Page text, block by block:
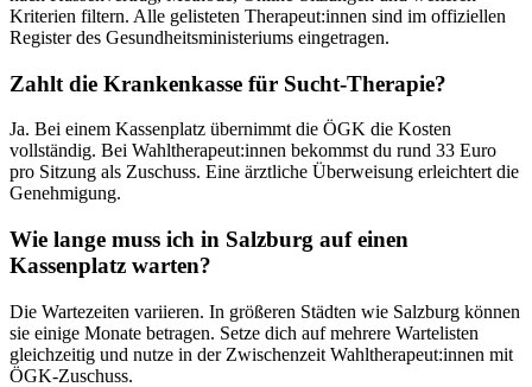
Kriterien filtern. Alle gelisteten Therapeut:innen sind im offiziellen
Register des Gesundheitsministeriums eingetragen.
Zahlt die Krankenkasse für Sucht-Therapie?
Ja. Bei einem Kassenplatz übernimmt die ÖGK die Kosten
vollständig. Bei Wahltherapeut:innen bekommst du rund 33 Euro
pro Sitzung als Zuschuss. Eine ärztliche Überweisung erleichtert die
Genehmigung.
Wie lange muss ich in Salzburg auf einen
Kassenplatz warten?
Die Wartezeiten variieren. In größeren Städten wie Salzburg können
sie einige Monate betragen. Setze dich auf mehrere Wartelisten
gleichzeitig und nutze in der Zwischenzeit Wahltherapeut:innen mit
ÖGK-Zuschuss.